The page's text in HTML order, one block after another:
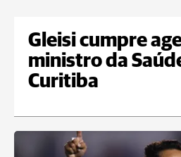
Gleisi cumpre
ministro da
Curitiba